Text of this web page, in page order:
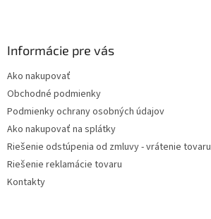
Informácie pre vás
Ako nakupovať
Obchodné podmienky
Podmienky ochrany osobných údajov
Ako nakupovať na splátky
Riešenie odstúpenia od zmluvy - vrátenie tovaru
Riešenie reklamácie tovaru
Kontakty